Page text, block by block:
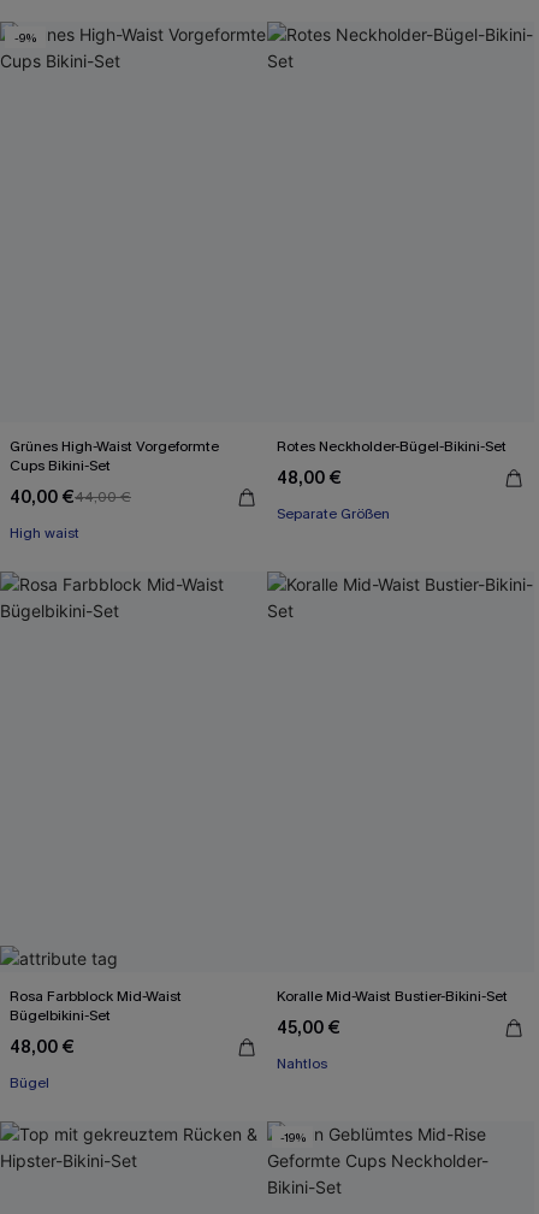
-9%
Grünes High-Waist Vorgeformte
Cups Bikini-Set
40,00 €44,00 €
High waist
Rotes Neckholder-Bügel-Bikini-Set
48,00 €
Separate Größen
Rosa Farbblock Mid-Waist
Bügelbikini-Set
48,00 €
Bügel
Koralle Mid-Waist Bustier-Bikini-Set
45,00 €
Nahtlos
-19%